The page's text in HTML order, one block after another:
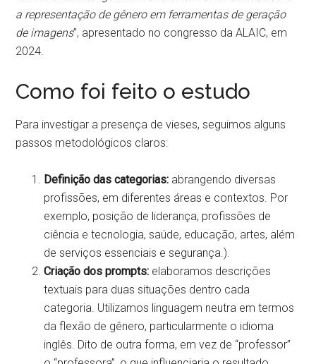
a representação de gênero em ferramentas de geração
de imagens”, apresentado no congresso da ALAIC, em
2024.
Como foi feito o estudo
Para investigar a presença de vieses, seguimos alguns
passos metodológicos claros:
Definição das categorias: abrangendo diversas
profissões, em diferentes áreas e contextos. Por
exemplo, posição de liderança, profissões de
ciência e tecnologia, saúde, educação, artes, além
de serviços essenciais e segurança.).
Criação dos prompts: elaboramos descrições
textuais para duas situações dentro cada
categoria. Utilizamos linguagem neutra em termos
da flexão de gênero, particularmente o idioma
inglês. Dito de outra forma, em vez de “professor”